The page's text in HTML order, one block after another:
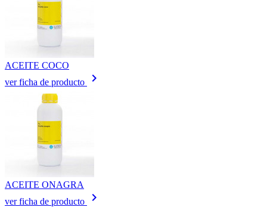
ACEITE COCO
ver ficha de producto
keyboard_arrow_right
ACEITE ONAGRA
ver ficha de producto
keyboard_arrow_right